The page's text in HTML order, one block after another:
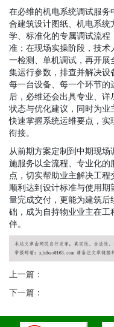
在必维的机电系统调试服
合建筑设计图纸、机电系
学、标准化的专属调试流
准；在现场实操阶段，技
一检测、单机调试，再开
集运行参数，排查并解决
每一台设备、每一个环节
后，必维还会出具专业、
状态与优化建议，同时为
快速掌握系统运维要点，
衔接。
从前期方案定制到中期现
施服务以全流程、专业化
点，切实帮助业主解决工
顺利达到设计标准与使用
量完成交付，更能为建筑
础，成为自持物业业主在
伴。
上一篇：
下一篇：